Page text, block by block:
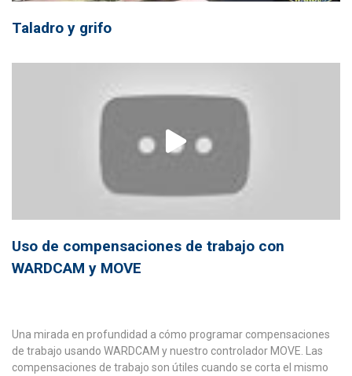
Taladro y grifo
Uso de compensaciones de trabajo con
WARDCAM y MOVE
Una mirada en profundidad a cómo programar compensaciones
de trabajo usando WARDCAM y nuestro controlador MOVE. Las
compensaciones de trabajo son útiles cuando se corta el mismo